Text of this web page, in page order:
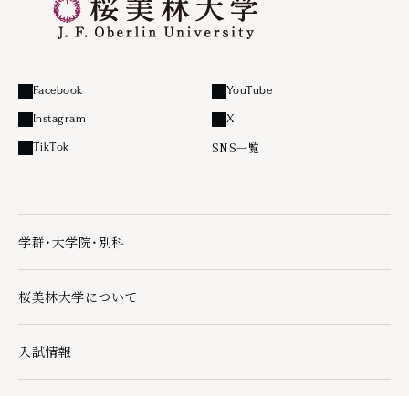
Facebook
外部リンク
YouTube
外部リンク
Instagram
外部リンク
X
外部リンク
TikTok
外部リンク SNS一覧
学群・大学院・別科
学群・大学院・別科の下層ページ一覧を開く
桜美林大学について
桜美林大学についての下層ページ一覧を開く
入試情報
入試情報の下層ページ一覧を開く